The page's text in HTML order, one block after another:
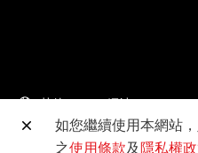
其他 Canon 網站
如您繼續使用本網站
之使用條款及隱私權